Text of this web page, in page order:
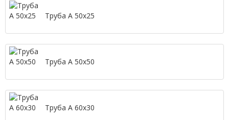
Труба А 50х25
Труба А 50х50
Труба А 60х30